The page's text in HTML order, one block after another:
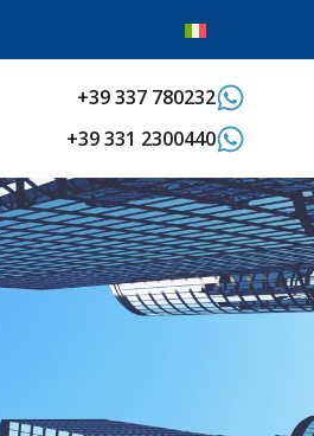
+39 337 780232
+39 331 2300440